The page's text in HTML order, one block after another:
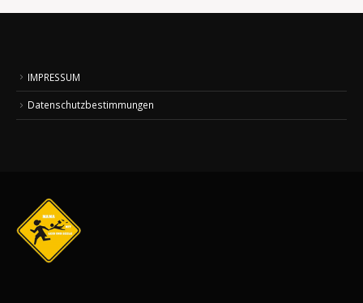
IMPRESSUM
Datenschutzbestimmungen